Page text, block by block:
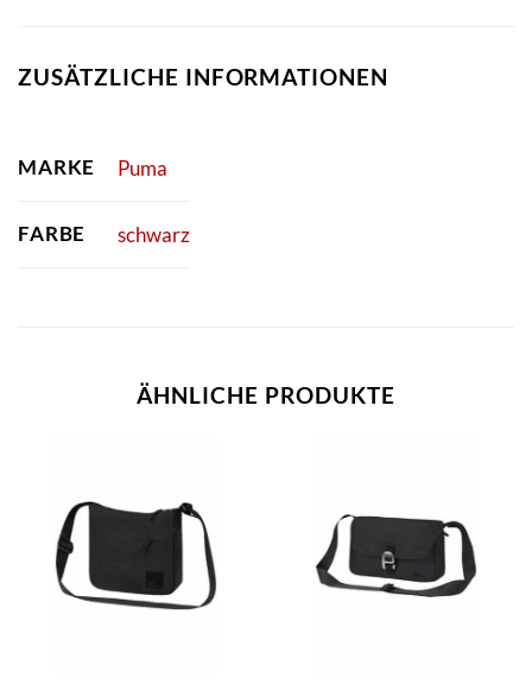
ZUSÄTZLICHE INFORMATIONEN
MARKE Puma
FARBE schwarz
ÄHNLICHE PRODUKTE